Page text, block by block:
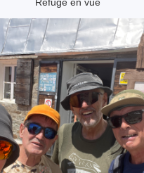
Refuge en vue